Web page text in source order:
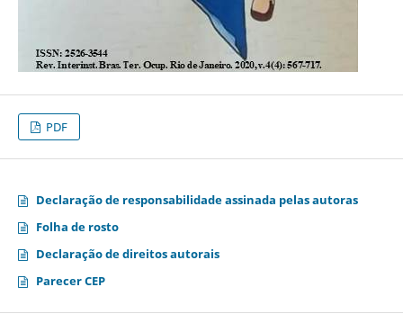
PDF
Declaração de responsabilidade assinada pelas autoras
Folha de rosto
Declaração de direitos autorais
Parecer CEP